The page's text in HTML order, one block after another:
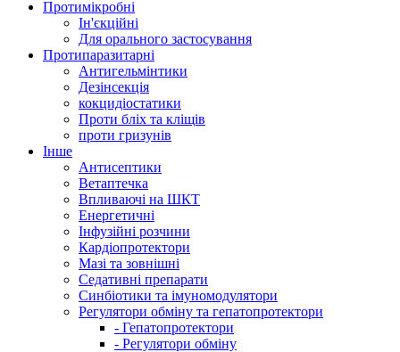
Протимікробні
Ін'єкційні
Для орального застосування
Протипаразитарні
Антигельмінтики
Дезінсекція
кокцидіостатики
Проти бліх та кліщів
проти гризунів
Інше
Антисептики
Ветаптечка
Впливаючі на ШКТ
Енергетичні
Інфузійні розчини
Кардіопротектори
Мазі та зовнішні
Седативні препарати
Синбіотики та імуномодулятори
Регулятори обміну та гепатопротектори
- Гепатопротектори
- Регулятори обміну